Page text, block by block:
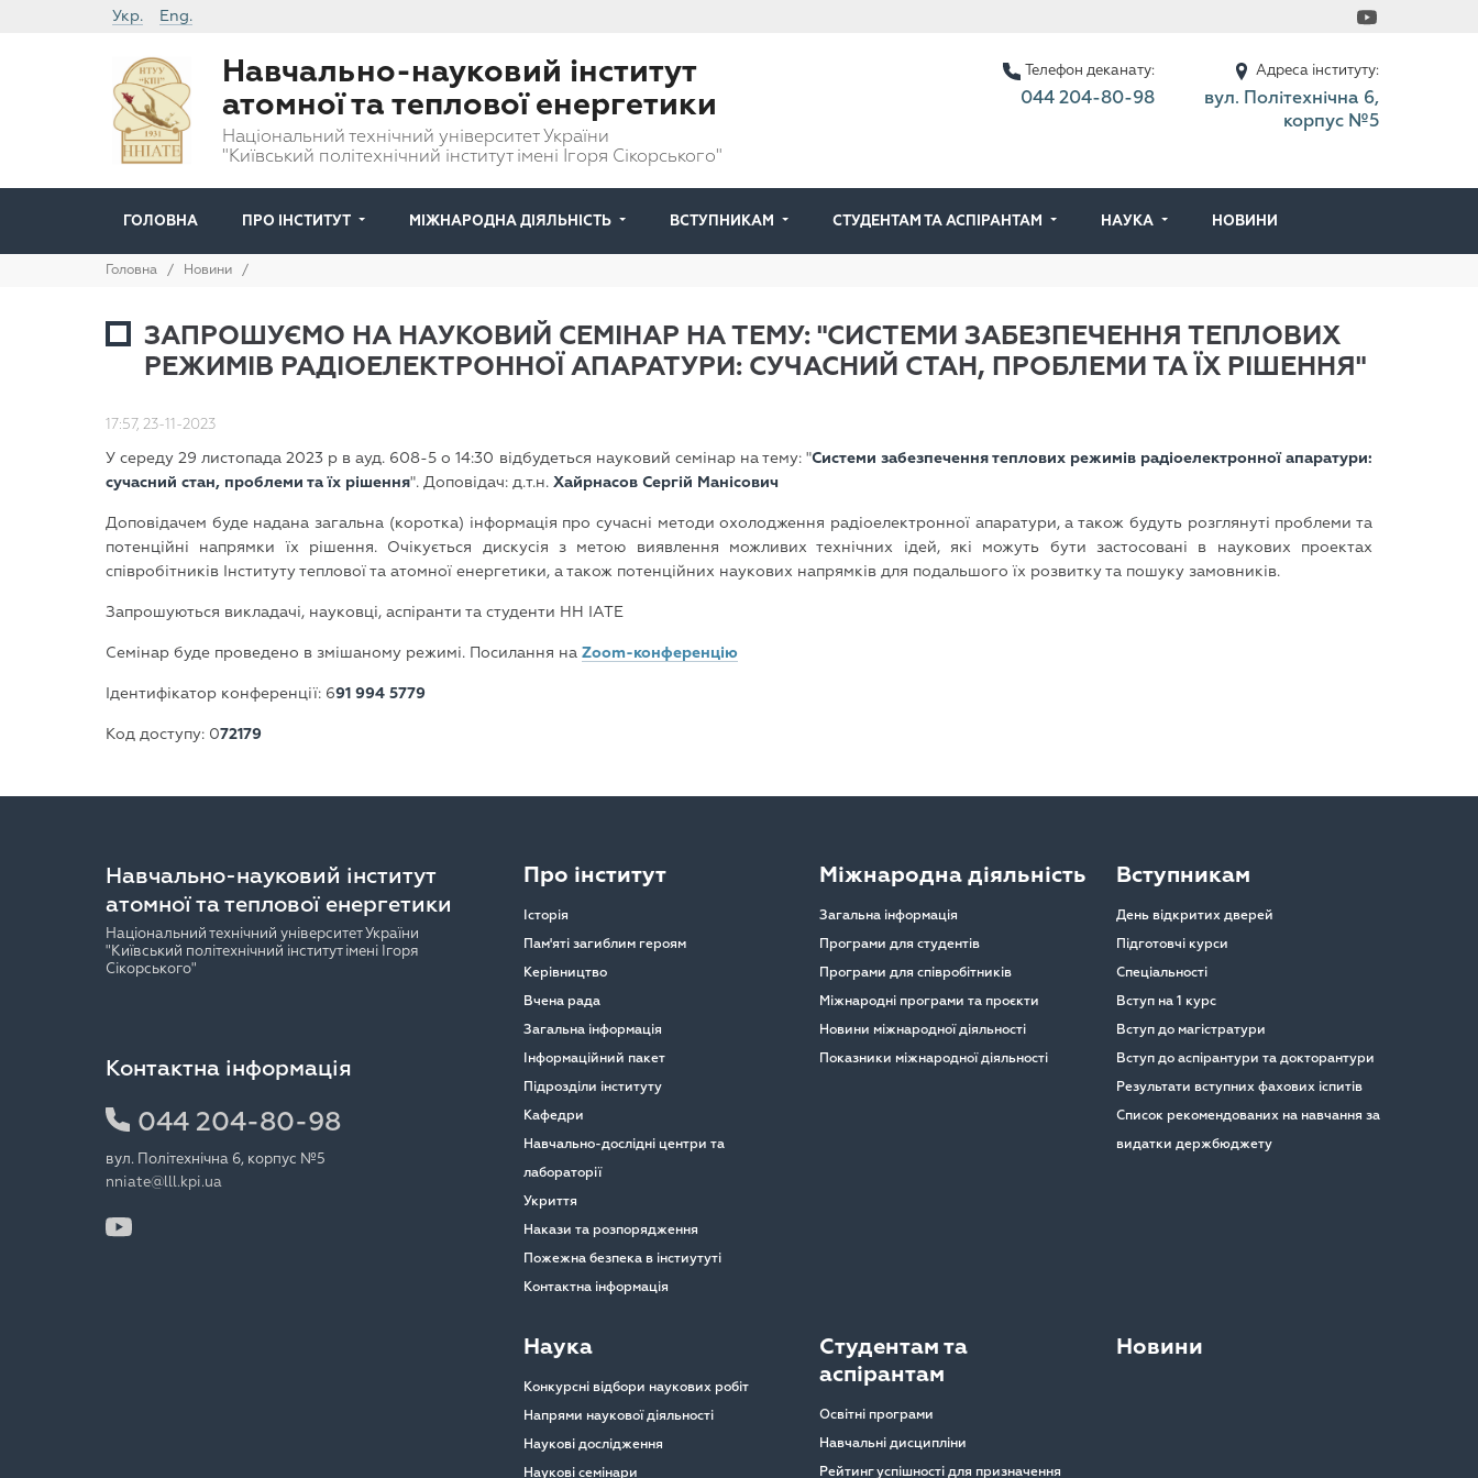
Укр. Eng.
Навчально-науковий інститут
атомної та теплової енергетики
Національний технічний університет України
"Київський політехнічний інститут імені Ігоря Сікорського"
Телефон деканату:
044 204-80-98
Адреса інституту:
вул. Політехнічна 6,
корпус №5
ГОЛОВНА ПРО ІНСТИТУТ МІЖНАРОДНА ДІЯЛЬНІСТЬ ВСТУПНИКАМ СТУДЕНТАМ ТА АСПІРАНТАМ НАУКА НОВИНИ
Головна / Новини /
ЗАПРОШУЄМО НА НАУКОВИЙ СЕМІНАР НА ТЕМУ: "СИСТЕМИ ЗАБЕЗПЕЧЕННЯ ТЕПЛОВИХ
РЕЖИМІВ РАДІОЕЛЕКТРОННОЇ АПАРАТУРИ: СУЧАСНИЙ СТАН, ПРОБЛЕМИ ТА ЇХ РІШЕННЯ"
17:57, 23-11-2023
У середу 29 листопада 2023 р в ауд. 608-5 о 14:30 відбудеться науковий семінар на тему: "Системи забезпечення теплових режимів радіоелектронної апаратури:
сучасний стан, проблеми та їх рішення". Доповідач: д.т.н. Хайрнасов Сергій Манісович
Доповідачем буде надана загальна (коротка) інформація про сучасні методи охолодження радіоелектронної апаратури, а також будуть розглянуті проблеми та
потенційні напрямки їх рішення. Очікується дискусія з метою виявлення можливих технічних ідей, які можуть бути застосовані в наукових проектах
співробітників Інституту теплової та атомної енергетики, а також потенційних наукових напрямків для подальшого їх розвитку та пошуку замовників.
Запрошуються викладачі, науковці, аспіранти та студенти НН ІАТЕ
Семінар буде проведено в змішаному режимі. Посилання на Zoom-конференцію
Ідентифікатор конференції: 691 994 5779
Код доступу: 072179
Навчально-науковий інститут
атомної та теплової енергетики
Національний технічний університет України
"Київський політехнічний інститут імені Ігоря
Сікорського"
Контактна інформація
044 204-80-98
вул. Політехнічна 6, корпус №5
nniate@lll.kpi.ua
Про інститут
Історія
Пам'яті загиблим героям
Керівництво
Вчена рада
Загальна інформація
Інформаційний пакет
Підрозділи інституту
Кафедри
Навчально-дослідні центри та
лабораторії
Укриття
Накази та розпорядження
Пожежна безпека в інстиутуті
Контактна інформація
Міжнародна діяльність
Загальна інформація
Програми для студентів
Програми для співробітників
Міжнародні програми та проєкти
Новини міжнародної діяльності
Показники міжнародної діяльності
Вступникам
День відкритих дверей
Підготовчі курси
Спеціальності
Вступ на 1 курс
Вступ до магістратури
Вступ до аспірантури та докторантури
Результати вступних фахових іспитів
Список рекомендованих на навчання за
видатки держбюджету
Наука
Конкурсні відбори наукових робіт
Напрями наукової діяльності
Наукові дослідження
Наукові семінари
Студентам та
аспірантам
Освітні програми
Навчальні дисципліни
Рейтинг успішності для призначення
Новини